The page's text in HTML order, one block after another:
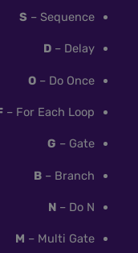
S – Sequence
D – Delay
O – Do Once
– For Each Loop
G – Gate
B – Branch
N – Do N
M – Multi Gate